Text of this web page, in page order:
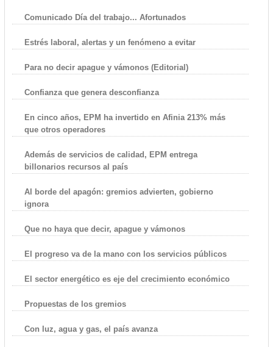
Comunicado Día del trabajo... Afortunados
Estrés laboral, alertas y un fenómeno a evitar
Para no decir apague y vámonos (Editorial)
Confianza que genera desconfianza
En cinco años, EPM ha invertido en Afinia 213% más
que otros operadores
Además de servicios de calidad, EPM entrega
billonarios recursos al país
Al borde del apagón: gremios advierten, gobierno
ignora
Que no haya que decir, apague y vámonos
El progreso va de la mano con los servicios públicos
El sector energético es eje del crecimiento económico
Propuestas de los gremios
Con luz, agua y gas, el país avanza